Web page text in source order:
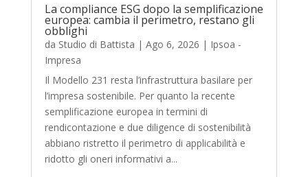
La compliance ESG dopo la semplificazione
europea: cambia il perimetro, restano gli
obblighi
da Studio di Battista | Ago 6, 2026 | Ipsoa -
Impresa
Il Modello 231 resta l’infrastruttura basilare per
l’impresa sostenibile. Per quanto la recente
semplificazione europea in termini di
rendicontazione e due diligence di sostenibilità
abbiano ristretto il perimetro di applicabilità e
ridotto gli oneri informativi a...